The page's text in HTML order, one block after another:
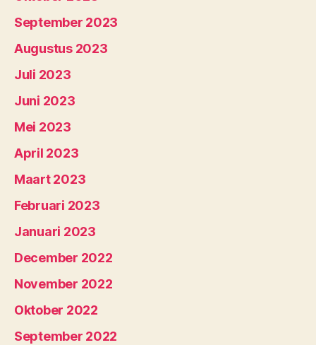
September 2023
Augustus 2023
Juli 2023
Juni 2023
Mei 2023
April 2023
Maart 2023
Februari 2023
Januari 2023
December 2022
November 2022
Oktober 2022
September 2022